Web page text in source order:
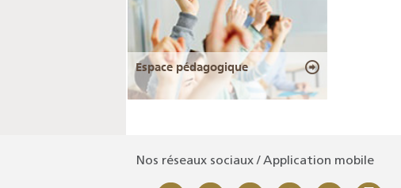
Espace pédagogique
Nos réseaux sociaux / Application mobile